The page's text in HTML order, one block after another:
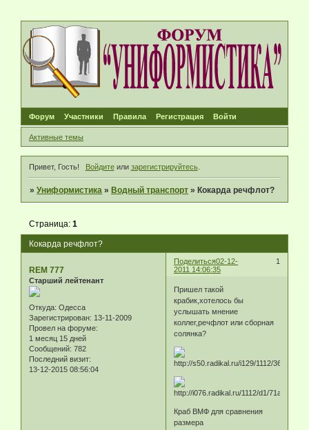
Форум Участники Правила Регистрация Войти
Активные темы
Привет, Гость! Войдитеили зарегистрируйтесь.
»Униформистика » Водный транспорт » Кокарда речфлот?
Кокарда речфлот?
Страница:1
Поделиться 1
02-12-
2011 14:06:35
REM 777
Старший лейтенант
Откуда: Одесса
Зарегистрирован: 13-11-2009
Провел на форуме:
1 месяц 15 дней
Сообщений: 782
Последний визит:
13-12-2015 08:56:04
Пришел такой
крабик,хотелось бы
услышать мнение
коллег,речфлот или сборная
солянка?
Краб ВМФ для сравнения
размера